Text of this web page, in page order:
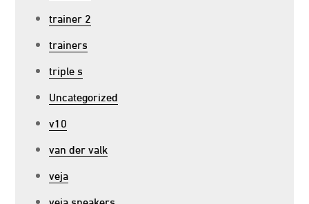
trainer 2
trainers
triple s
Uncategorized
v10
van der valk
veja